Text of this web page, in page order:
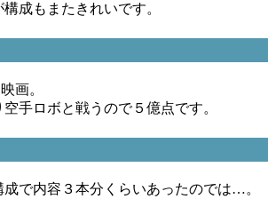
成もまたきれいです。
画。
手ロボと戦うので５億点です。
で内容３本分くらいあったのでは…。